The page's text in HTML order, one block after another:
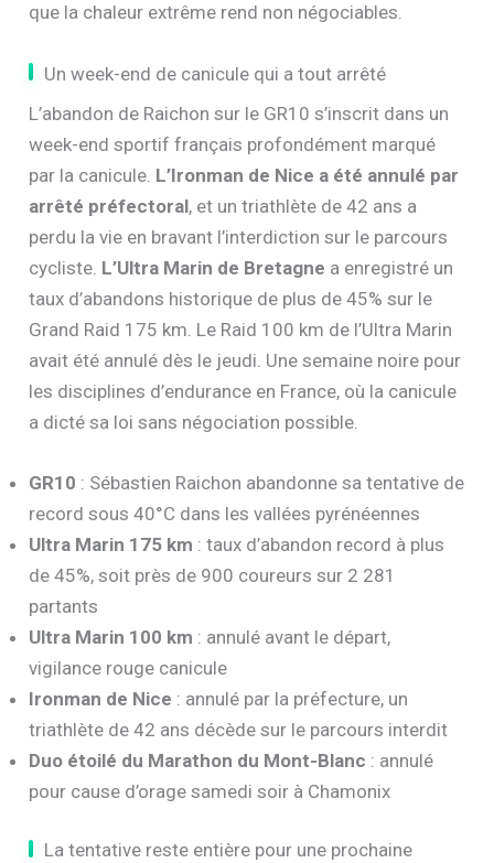
que la chaleur extrême rend non négociables.
Un week-end de canicule qui a tout arrêté
L’abandon de Raichon sur le GR10 s’inscrit dans un
week-end sportif français profondément marqué
par la canicule. L’Ironman de Nice a été annulé par
arrêté préfectoral, et un triathlète de 42 ans a
perdu la vie en bravant l’interdiction sur le parcours
cycliste. L’Ultra Marin de Bretagne a enregistré un
taux d’abandons historique de plus de 45% sur le
Grand Raid 175 km. Le Raid 100 km de l’Ultra Marin
avait été annulé dès le jeudi. Une semaine noire pour
les disciplines d’endurance en France, où la canicule
a dicté sa loi sans négociation possible.
GR10 : Sébastien Raichon abandonne sa tentative de
record sous 40°C dans les vallées pyrénéennes
Ultra Marin 175 km : taux d’abandon record à plus
de 45%, soit près de 900 coureurs sur 2 281
partants
Ultra Marin 100 km : annulé avant le départ,
vigilance rouge canicule
Ironman de Nice : annulé par la préfecture, un
triathlète de 42 ans décède sur le parcours interdit
Duo étoilé du Marathon du Mont-Blanc : annulé
pour cause d’orage samedi soir à Chamonix
La tentative reste entière pour une prochaine